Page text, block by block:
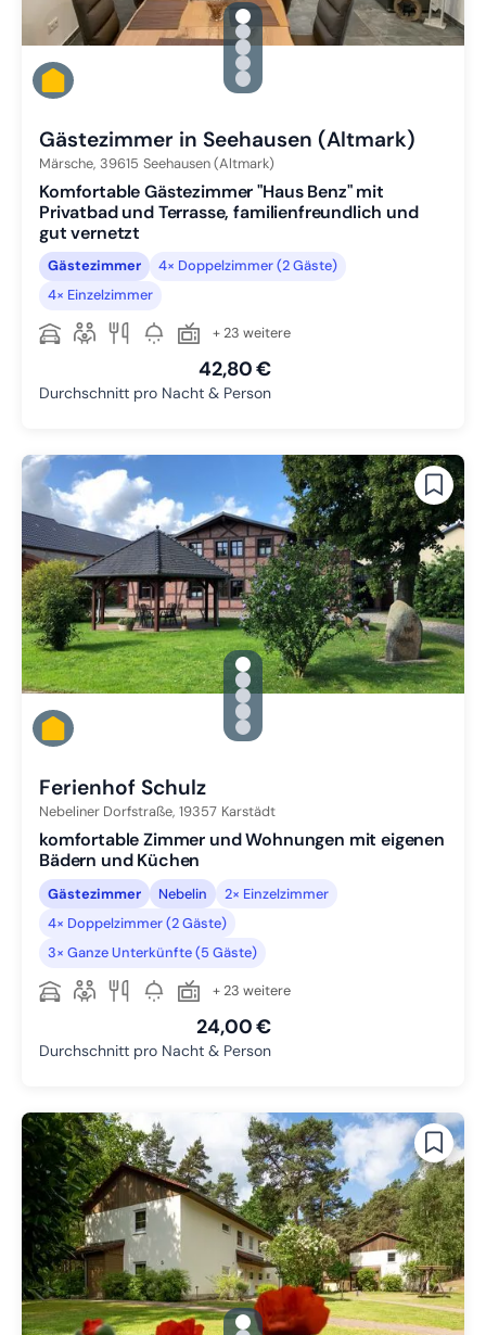
gallery.slide_selector
Zu Slide 1 wechseln
Zu Slide 2 wechseln
Zu Slide 3 wechseln
Zu Slide 4 wechseln
Zu Slide 5 wechseln
Gästezimmer in Seehausen (Altmark)
Märsche, 39615 Seehausen (Altmark)
Komfortable Gästezimmer "Haus Benz" mit
Privatbad und Terrasse, familienfreundlich und
gut vernetzt
Gästezimmer
4× Doppelzimmer (2 Gäste)
4× Einzelzimmer
+ 23 weitere
42,80 €
Durchschnitt pro Nacht & Person
gallery.slide_selector
Zu Slide 1 wechseln
Zu Slide 2 wechseln
Zu Slide 3 wechseln
Zu Slide 4 wechseln
Zu Slide 5 wechseln
Ferienhof Schulz
Nebeliner Dorfstraße, 19357 Karstädt
komfortable Zimmer und Wohnungen mit eigenen
Bädern und Küchen
Gästezimmer Nebelin
2× Einzelzimmer
4× Doppelzimmer (2 Gäste)
3× Ganze Unterkünfte (5 Gäste)
+ 23 weitere
24,00 €
Durchschnitt pro Nacht & Person
gallery.slide_selector